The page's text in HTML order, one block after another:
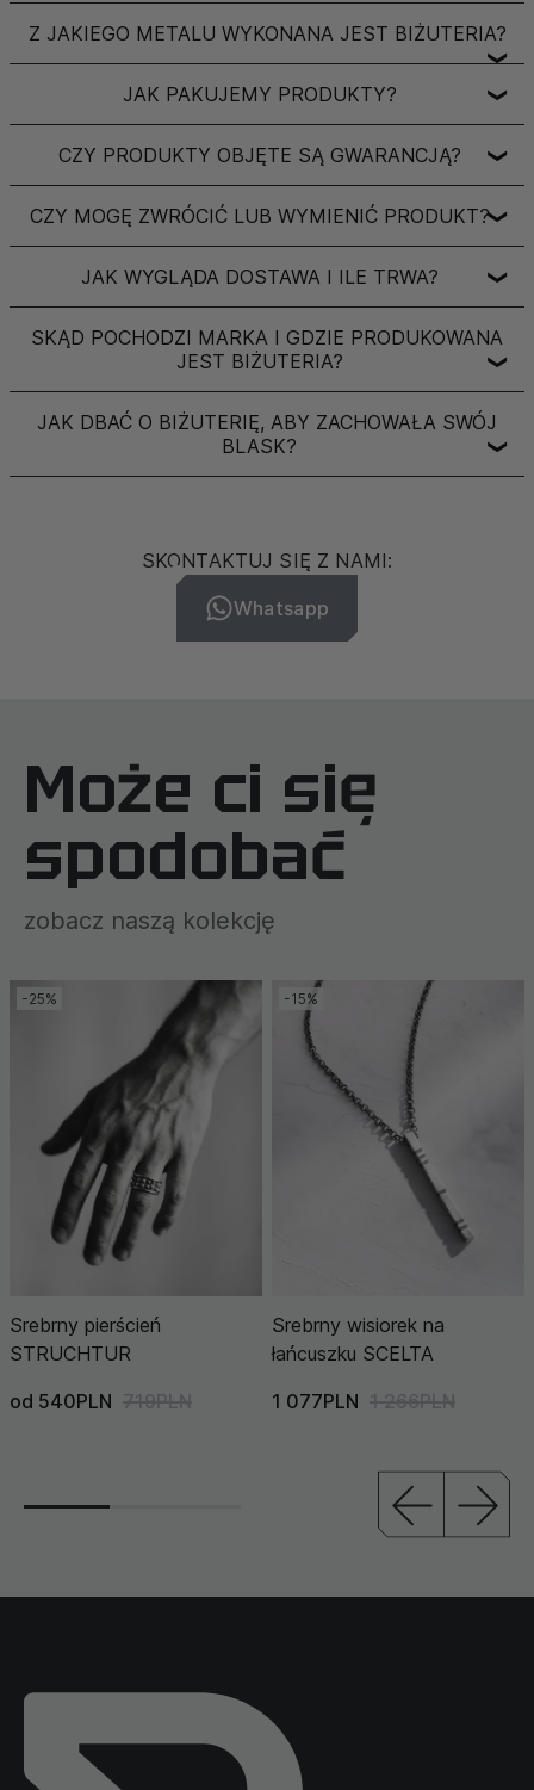
Z JAKIEGO METALU WYKONANA JEST BIŻUTERIA?
❯
JAK PAKUJEMY PRODUKTY? ❯
CZY PRODUKTY OBJĘTE SĄ GWARANCJĄ? ❯
CZY MOGĘ ZWRÓCIĆ LUB WYMIENIĆ PRODUKT?❯
JAK WYGLĄDA DOSTAWA I ILE TRWA? ❯
SKĄD POCHODZI MARKA I GDZIE PRODUKOWANA
JEST BIŻUTERIA?
❯
JAK DBAĆ O BIŻUTERIĘ, ABY ZACHOWAŁA SWÓJ
BLASK?
❯
SKONTAKTUJ SIĘ Z NAMI:
Whatsapp
Może ci się
spodobać
zobacz naszą kolekcję
-25%
Srebrny pierścień
STRUCHTUR
od 540PLN 719PLN
-15%
Srebrny wisiorek na
łańcuszku SCELTA
1 077PLN 1 266PLN